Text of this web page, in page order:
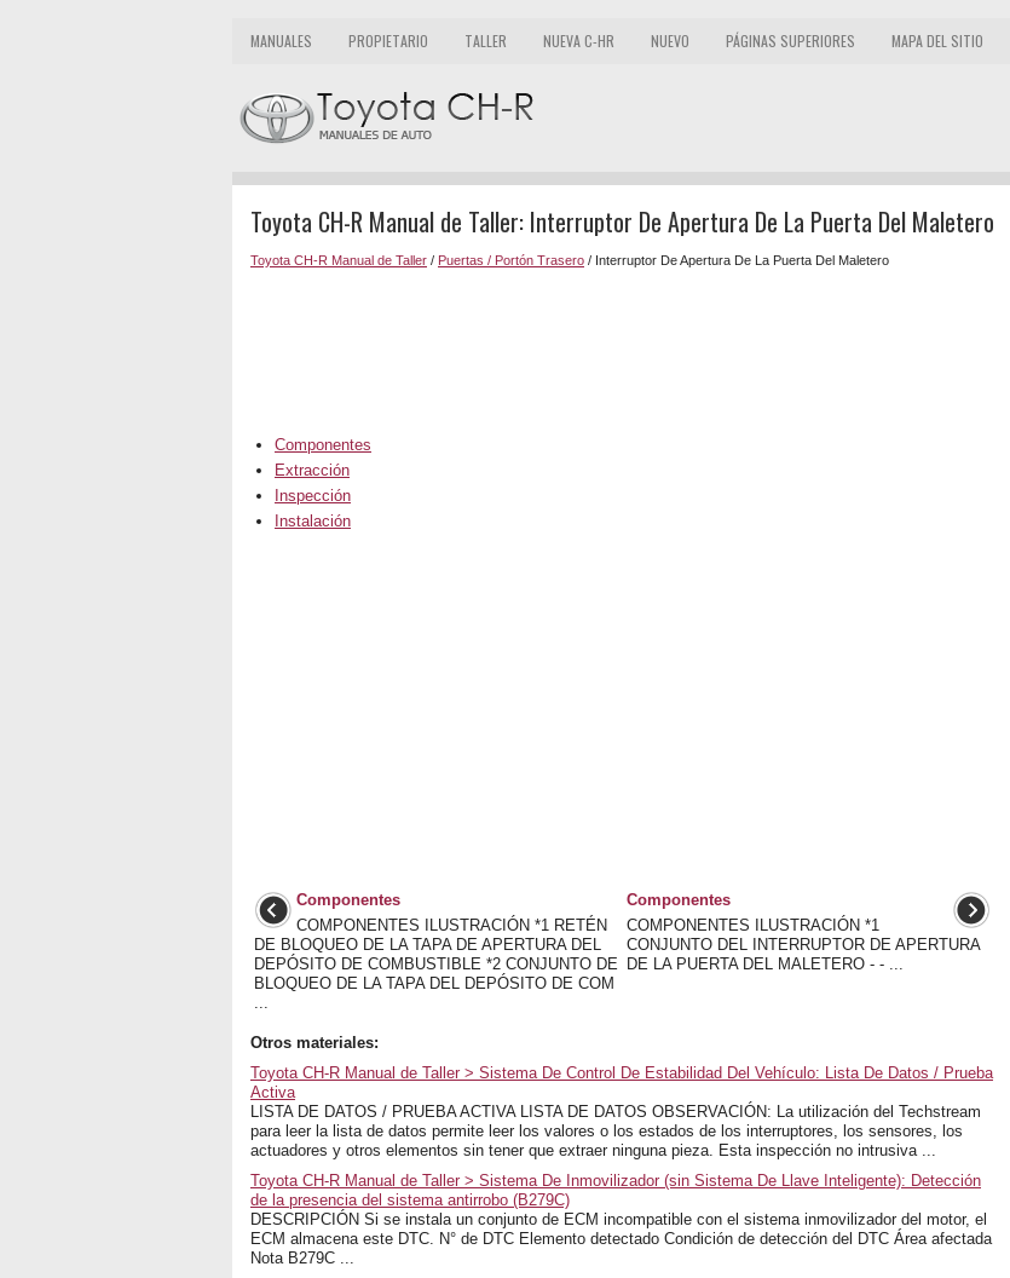
MANUALES PROPIETARIO TALLER NUEVA C-HR NUEVO PÁGINAS SUPERIORES MAPA DEL SITIO
Toyota CH-R Manual de Taller: Interruptor De Apertura De La Puerta Del Maletero
Toyota CH-R Manual de Taller / Puertas / Portón Trasero / Interruptor De Apertura De La Puerta Del Maletero
Componentes
Extracción
Inspección
Instalación
Componentes
COMPONENTES ILUSTRACIÓN *1 RETÉN
DE BLOQUEO DE LA TAPA DE APERTURA DEL
DEPÓSITO DE COMBUSTIBLE *2 CONJUNTO DE
BLOQUEO DE LA TAPA DEL DEPÓSITO DE COM
...
Componentes
COMPONENTES ILUSTRACIÓN *1
CONJUNTO DEL INTERRUPTOR DE APERTURA
DE LA PUERTA DEL MALETERO - - ...
Otros materiales:
Toyota CH-R Manual de Taller > Sistema De Control De Estabilidad Del Vehículo: Lista De Datos / Prueba
Activa
LISTA DE DATOS / PRUEBA ACTIVA LISTA DE DATOS OBSERVACIÓN: La utilización del Techstream
para leer la lista de datos permite leer los valores o los estados de los interruptores, los sensores, los
actuadores y otros elementos sin tener que extraer ninguna pieza. Esta inspección no intrusiva ...
Toyota CH-R Manual de Taller > Sistema De Inmovilizador (sin Sistema De Llave Inteligente): Detección
de la presencia del sistema antirrobo (B279C)
DESCRIPCIÓN Si se instala un conjunto de ECM incompatible con el sistema inmovilizador del motor, el
ECM almacena este DTC. N° de DTC Elemento detectado Condición de detección del DTC Área afectada
Nota B279C ...